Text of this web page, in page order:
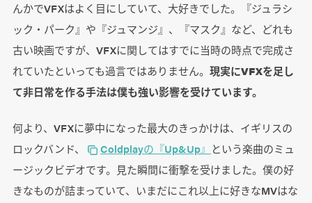
んかでVFXはよく目にしていて、大好きでした。『ジュラシ
ック・パーク』や『ジュマンジ』、『マスク』など、どれも
古い映画ですが、VFXに関してはすでに当時の時点で完成さ
れていたといっても過言ではありません。 現実にVFXを足し
て非日常を作る手法は僕も強い影響を受けています。
何より、VFXに夢中になった最大のきっかけは、イギリスの
ロックバンド、
Coldplayの『Up&Up』 という楽曲のミュ
ージックビデオです。見た瞬間に衝撃を受けました。僕の好
きなものが詰まっていて、いまだにこれ以上に好きなMVはな